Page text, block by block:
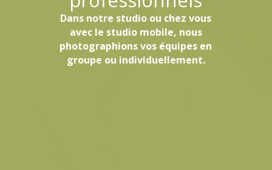
Dans notre studio ou chez vous
avec le studio mobile, nous
photographions vos équipes en
groupe ou individuellement.